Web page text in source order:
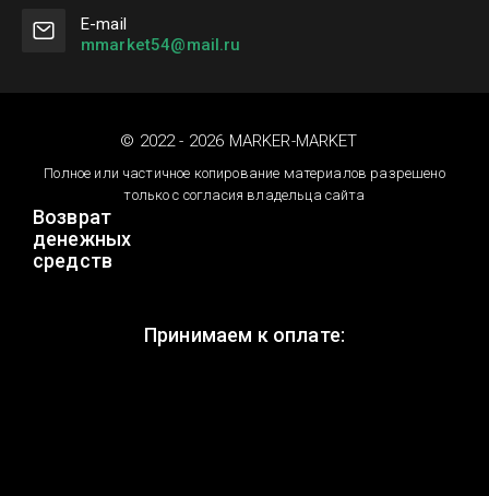
Е-mail
mmarket54@mail.ru
© 2022 - 2026 MARKER-MARKET
Полное или частичное копирование материалов разрешено
только с согласия владельца сайта
Возврат
денежных
средств
Принимаем к оплате: